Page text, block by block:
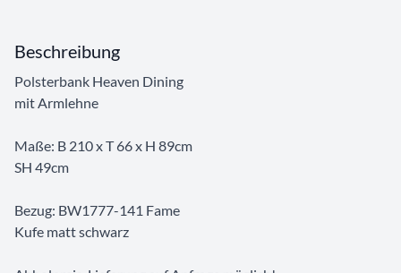
Beschreibung
Polsterbank Heaven Dining
mit Armlehne
Maße: B 210 x T 66 x H 89cm
SH 49cm
Bezug: BW1777-141 Fame
Kufe matt schwarz